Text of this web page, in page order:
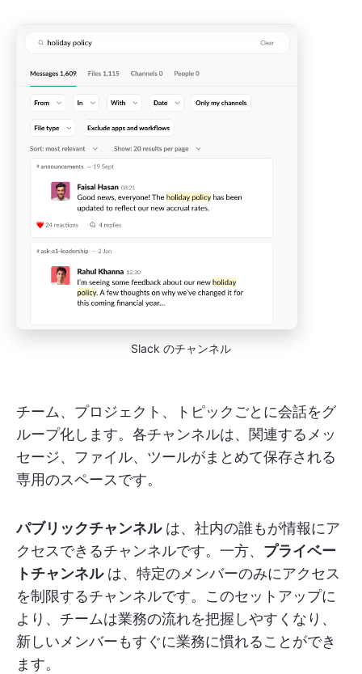
Slack のチャンネル
チーム、プロジェクト、トピックごとに会話をグ
ループ化します。各チャンネルは、関連するメッ
セージ、ファイル、ツールがまとめて保存される
専用のスペースです。
パブリックチャンネルは、社内の誰もが情報にア
クセスできるチャンネルです。一方、 プライベー
トチャンネルは、特定のメンバーのみにアクセス
を制限するチャンネルです。このセットアップに
より、チームは業務の流れを把握しやすくなり、
新しいメンバーもすぐに業務に慣れることができ
ます。